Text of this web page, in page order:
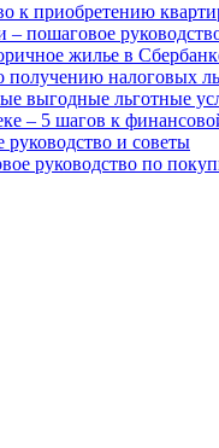
к приобретению
– пошаговое
жилье в
налоговых
выгодные льготные
– 5 шагов к
руководство и советы
руководство по